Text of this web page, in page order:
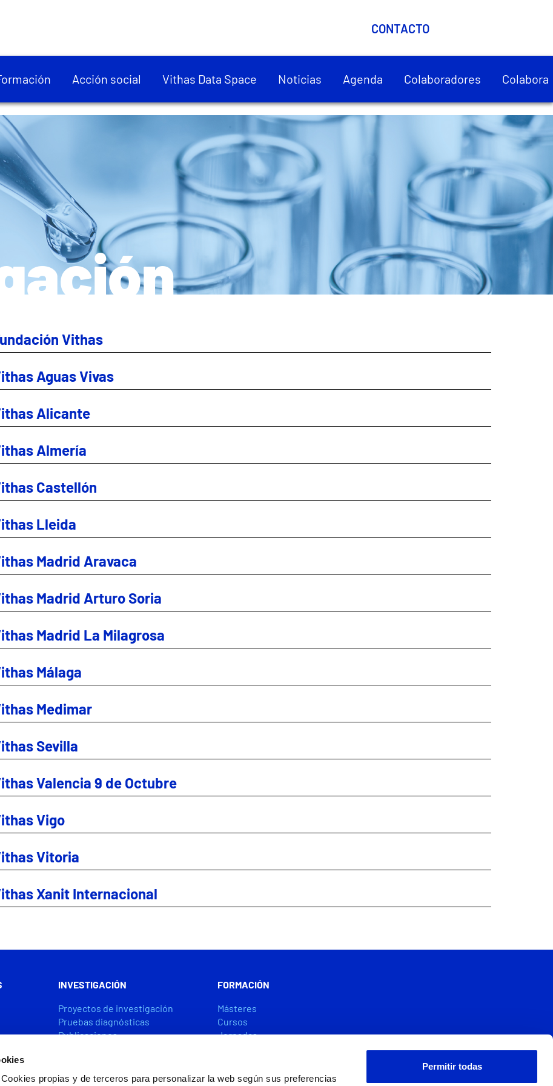
propias y de terceros para personalizar la web según sus preferencias
Permitir todas
CONTACTO
Acción social Vithas Data Space Noticias Agenda Colaboradores Colabora
Vithas
Aguas Vivas
Alicante
Almería
Castellón
Lleida
Madrid Aravaca
Madrid Arturo Soria
Madrid La Milagrosa
Málaga
Medimar
Sevilla
Valencia 9 de Octubre
Vigo
Vitoria
Xanit Internacional
INVESTIGACIÓN
Proyectos de investigación
Pruebas diagnósticas
Publicaciones
FORMACIÓN
Másteres
Cursos
Jornadas